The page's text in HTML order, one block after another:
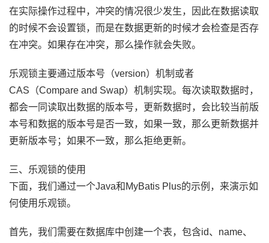
在实际操作过程中，冲突的情况很少发生，因此在数据读取
的时候不会设置锁，而是在数据更新的时候才会检查是否存
在冲突。如果存在冲突，那么操作就会失败。
乐观锁主要通过版本号（version）机制或者
CAS（Compare and Swap）机制实现。每次读取数据时，
都会一同读取出数据的版本号，更新数据时，会比较当前版
本号和数据的版本号是否一致，如果一致，那么更新数据并
更新版本号；如果不一致，那么拒绝更新。
三、乐观锁的使用
下面，我们通过一个Java和MyBatis Plus的示例，来演示如
何使用乐观锁。
首先，我们需要在数据库中创建一个表，包含id、name、